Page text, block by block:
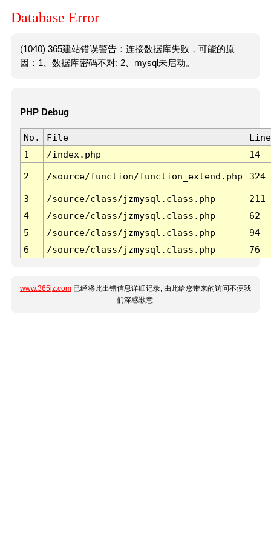
Database Error
(1040) 365建站错误警告：连接数据库失败，可能的原
因：1、数据库密码不对; 2、mysql未启动。
PHP Debug
No. File
Line
1
/index.php 14
2 /source/function/function_extend.php 324
3 /source/class/jzmysql.class.php
211
4
/source/class/jzmysql.class.php
62
5
/source/class/jzmysql.class.php
94
6
/source/class/jzmysql.class.php 76
www.365jz.com 已经将此出错信息详细记录, 由此给您带来的访问不便我
们深感歉意.